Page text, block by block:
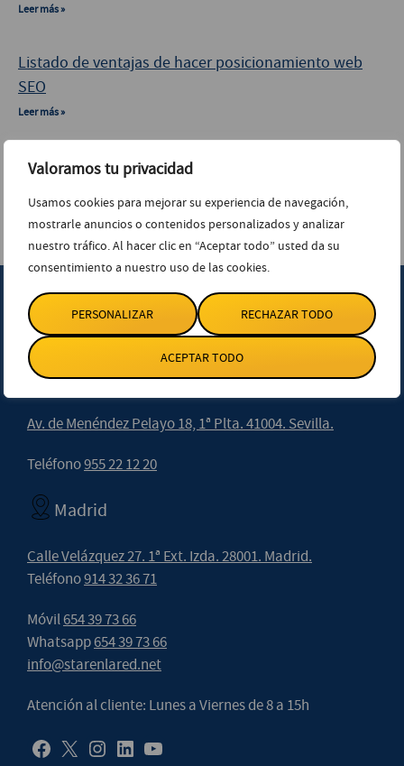
Valoramos tu privacidad
Usamos cookies para mejorar su experiencia de navegación,
mostrarle anuncios o contenidos personalizados y analizar
nuestro tráfico. Al hacer clic en “Aceptar todo” usted da su
consentimiento a nuestro uso de las cookies.
PERSONALIZAR RECHAZAR TODO
ACEPTAR TODO
Leer más »
Listado de ventajas de hacer posicionamiento web
SEO
Leer más »
Pop-up o ventanas emergentes como estrategia de
Sevilla
Av. de Menéndez Pelayo 18, 1ª Plta. 41004. Sevilla.
Teléfono955 22 12 20
Madrid
Calle Velázquez 27. 1ª Ext. Izda. 28001. Madrid.
Teléfono914 32 36 71
Móvil654 39 73 66
Whatsapp654 39 73 66
info@starenlared.net
Atención al cliente: Lunes a Viernes de 8 a 15h